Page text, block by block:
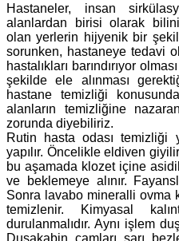
Hastaneler, insan
alanlardan birisi olarak
olan yerlerin hijyenik bir
sorunken, hastaneye tedavi
hastalıkları barındırıyor
şekilde ele alınması
hastane temizliği
alanların temizliğine
zorunda diyebiliriz.
Rutin hasta odası temizliği
yapılır. Öncelikle eldiven
bu aşamada klozet içine
ve beklemeye alınır.
Sonra lavabo mineralli ovma
temizlenir. Kimyasal
durulanmalıdır. Aynı işlem
Duşakabin camları sarı